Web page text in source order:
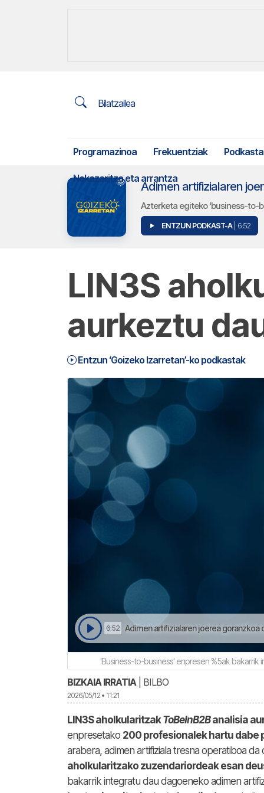
Bilatzailea
Programazinoa Frekuentziak
Nekazaritza eta arrantza
Adimen artifizialaren
Azterketa egiteko 'business-to-
ENTZUN PODKAST-A | 6:52
LIN3S
aurkeztu
Entzun ‘Goizeko Izarretan’-ko podkastak
6:52 Adimen artifizialaren joerea goranzkoa
'Business-to-business' enpresen %5ak
BIZKAIA IRRATIA| BILBO
2026/05/12 • 11:21
LIN3S aholkularitzakToBeInB2Banalisia
enpresetako 200 profesionalek hartu dabe
arabera, adimen artifiziala tresna operatiboa
aholkularitzako zuzendariordeak esan
bakarrik integratu dau dagoeneko adimen